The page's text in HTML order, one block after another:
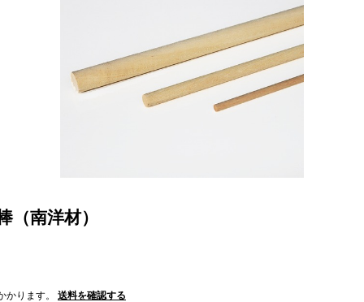
（南洋材）
ります。
送料を確認する